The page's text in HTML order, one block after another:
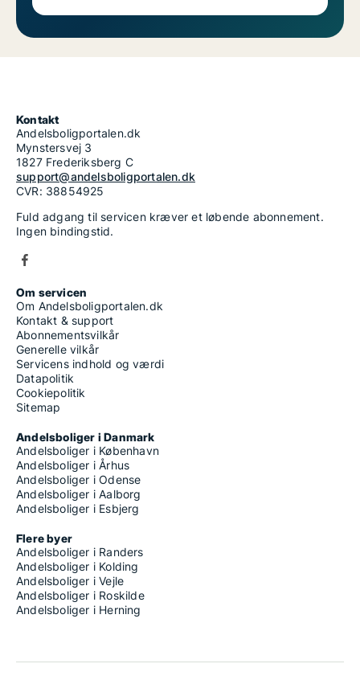
Kontakt
Andelsboligportalen.dk
Mynstersvej 3
1827 Frederiksberg C
support@andelsboligportalen.dk
CVR: 38854925
Fuld adgang til servicen kræver et løbende abonnement.
Ingen bindingstid.
Om servicen
Om Andelsboligportalen.dk
Kontakt & support
Abonnementsvilkår
Generelle vilkår
Servicens indhold og værdi
Datapolitik
Cookiepolitik
Sitemap
Andelsboliger i Danmark
Andelsboliger i København
Andelsboliger i Århus
Andelsboliger i Odense
Andelsboliger i Aalborg
Andelsboliger i Esbjerg
Flere byer
Andelsboliger i Randers
Andelsboliger i Kolding
Andelsboliger i Vejle
Andelsboliger i Roskilde
Andelsboliger i Herning